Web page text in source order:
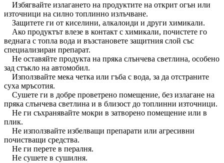
Избягвайте излагането на продуктите на открит огън или
източници на силно топлинно излъчване.
Защитете ги от киселини, алкалоиди и други химикали.
Ако продуктът влезе в контакт с химикали, почистете го
веднага с топла вода и възстановете защитния слой със
специализиран препарат.
Не оставяйте продукта на пряка слънчева светлина, особено
зад стъкло на автомобил.
Използвайте мека четка или гъба с вода, за да отстраните
суха мръсотия.
Сушете ги в добре проветрено помещение, без излагане на
пряка слънчева светлина и в близост до топлинни източници.
Не ги съхранявайте мокри в затворено помещение или в
плик.
Не използвайте избелващи препарати или агресивни
почистващи средства.
Не ги перете в пералня.
Не сушете в сушилня.